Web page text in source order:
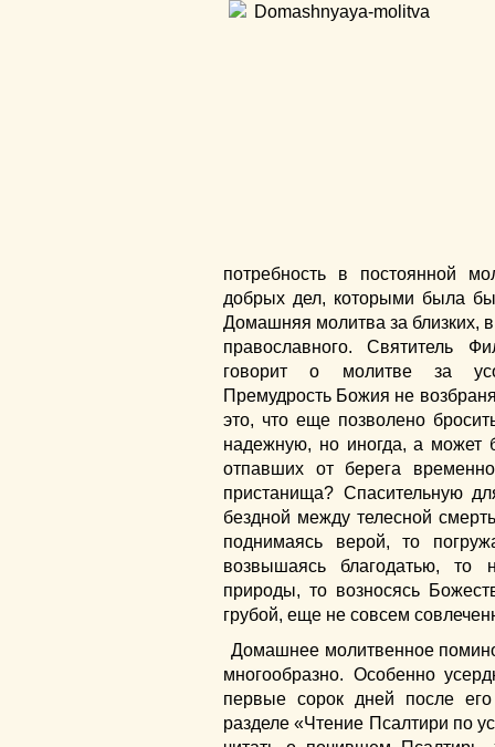
потребность в постоянной
добрых дел, которыми была бы
Домашняя молитва за близких,
православного. Святитель
говорит о молитве за
Премудрость Божия не
это, что еще позволено
надежную, но иногда, а может
отпавших от берега
пристанища? Спасительную
бездной между телесной
поднимаясь верой, то
возвышаясь благодатью, то
природы, то возносясь
грубой, еще не совсем
Домашнее молитвенное
многообразно. Особенно
первые сорок дней после
разделе «Чтение Псалтири по